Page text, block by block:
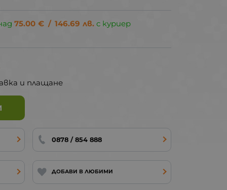
75.00 € / 146.69 лв. с куриер
и плащане
0878 / 854 888
ДОБАВИ В ЛЮБИМИ